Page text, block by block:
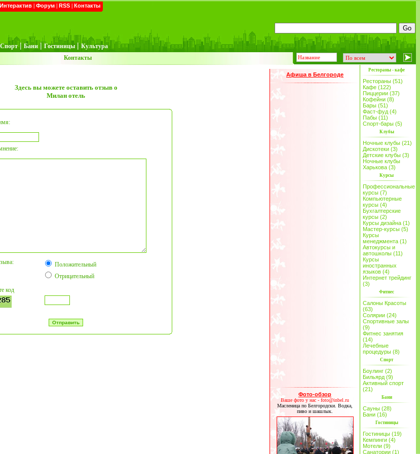
Интерактив | Форум | RSS | Контакты
Спорт | Бани | Гостиницы | Культура
Контакты
Здесь вы можете оставить отзыв о
Милан отель
Положительный
Отрицательный
код
Афиша в Белгороде
Фото-обзор
Ваше фото у нас - foto@inbel.ru
Масленица по Белгородски. Водка,
пиво и шашлык.
Рестораны - кафе
Рестораны (51)
Кафе (122)
Пиццерии (37)
Кофейни (8)
Бары (51)
Фаст-фуд (4)
Пабы (11)
Спорт-бары (5)
Клубы
Ночные клубы (21)
Дискотеки (3)
Детские клубы (3)
Ночные клубы
Харькова (3)
Курсы
Профессиональные
курсы (7)
Компьютерные
курсы (4)
Бухгалтерские
курсы (2)
Курсы дизайна (1)
Мастер-курсы (5)
Курсы
менеджмента (1)
Автокурсы и
автошколы (11)
Курсы
иностранных
языков (4)
Интернет трейдинг
(3)
Фитнес
Салоны Красоты
(63)
Солярии (24)
Спортивные залы
(9)
Фитнес занятия
(14)
Лечебные
процедуры (8)
Спорт
Боулинг (2)
Бильярд (9)
Активный спорт
(21)
Бани
Сауны (28)
Бани (16)
Гостиницы
Гостиницы (19)
Кемпинги (4)
Мотели (9)
Санатории (1)